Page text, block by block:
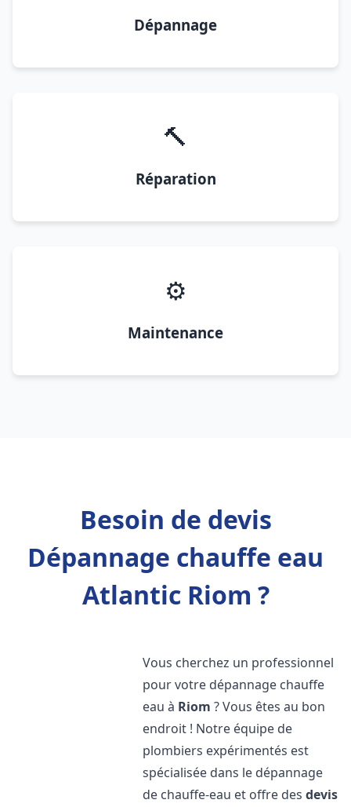
Dépannage
🔨
Réparation
⚙️
Maintenance
Besoin de devis
Dépannage chauffe eau
Atlantic Riom ?
Vous cherchez un professionnel
pour votre dépannage chauffe
eau à Riom ? Vous êtes au bon
endroit ! Notre équipe de
plombiers expérimentés est
spécialisée dans le dépannage
de chauffe-eau et offre desdevis